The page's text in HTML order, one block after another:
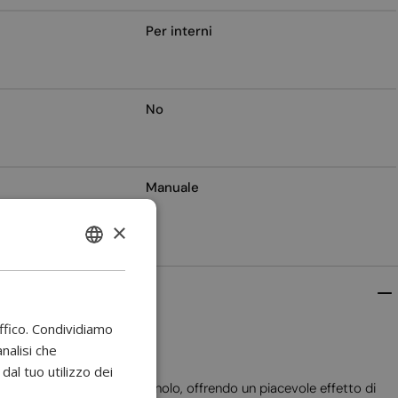
Per interni
No
Manuale
esclusivamente a bioetanolo, offrendo un piacevole effetto di
CZECH
×
Condividiamo
che
tuo utilizzo dei